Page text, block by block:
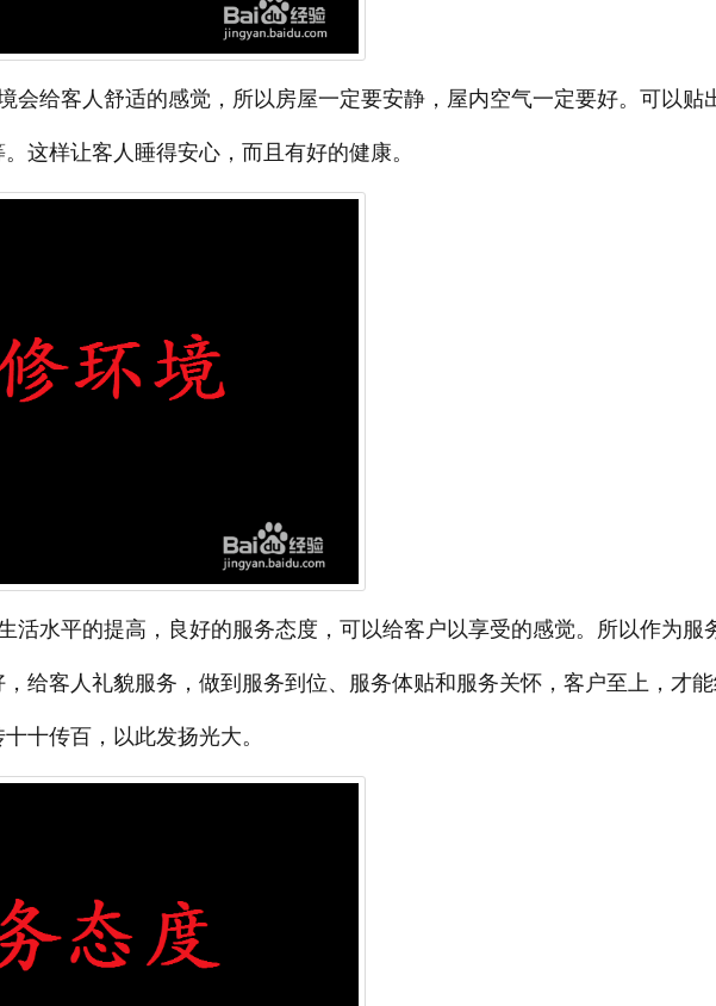
会给客人舒适的感觉，所以房屋一定要安静，屋内空气一定要好。可以贴
这样让客人睡得安心，而且有好的健康。
活水平的提高，良好的服务态度，可以给客户以享受的感觉。所以作为服
给客人礼貌服务，做到服务到位、服务体贴和服务关怀，客户至上，才
十传百，以此发扬光大。